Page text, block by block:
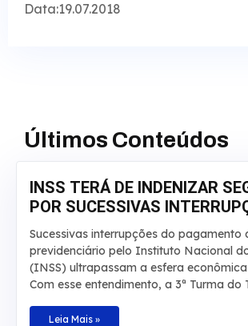
Data:19.07.2018
Últimos Conteúdos
INSS TERÁ DE INDENIZAR
POR SUCESSIVAS
APOSENTADORIA
Sucessivas interrupções do pagamento
previdenciário pelo Instituto Nacional
(INSS) ultrapassam a esfera
Com esse entendimento, a 3ª Turma do
unanimidade, a condenação da
Leia Mais »